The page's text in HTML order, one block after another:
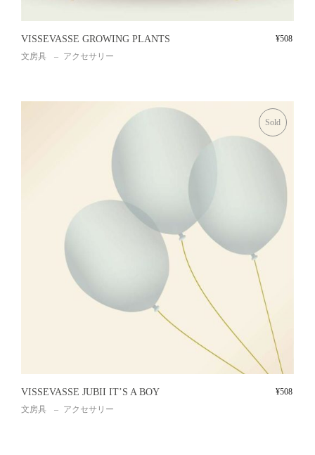
VISSEVASSE GROWING PLANTS
文房具 アクセサリー
¥508
Sold
VISSEVASSE JUBII IT’S A BOY
文房具 アクセサリー
¥508